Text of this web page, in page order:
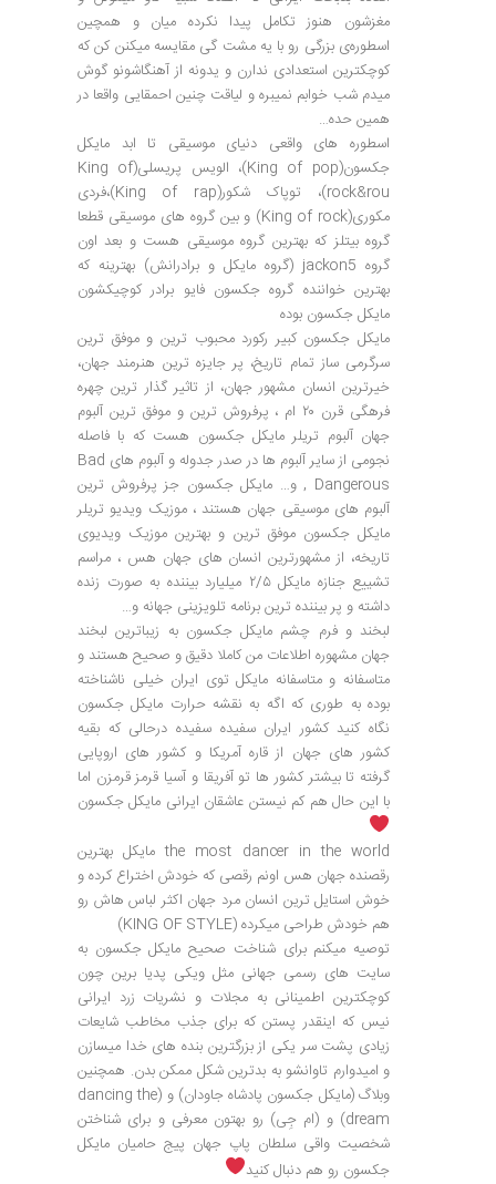
مغزشون هنوز تکامل پیدا نکرده میان و همچین
اسطوره‌ی بزرگی رو با یه مشت گی مقایسه میکنن کن که
کوچکترین استعدادی ندارن و یدونه از آهنگاشونو گوش
میدم شب خوابم نمیبره و لیاقت چنین احمقایی واقعا در
همین حده…
اسطوره های واقعی دنیای موسیقی تا ابد مایکل
جکسون(King of pop)، الویس پریسلی(King of
rock&rou)، توپاک شکور(King of rap)،فردی
مکوری(King of rock) و بین گروه های موسیقی قطعا
گروه بیتلز که بهترین گروه موسیقی هست و بعد اون
گروه jackon5 (گروه مایکل و برادرانش) بهترینه که
بهترین خواننده گروه جکسون فایو‌ برادر کوچیکشون
مایکل جکسون بوده
مایکل جکسون کبیر رکورد محبوب ترین و موفق ترین
سرگرمی ساز تمام تاریخ، پر جایزه ترین هنرمند جهان،
خیرترین انسان مشهور جهان، از تاثیر گذار ترین چهره
فرهگی قرن ۲۰ ام ، پرفروش ترین و موفق ترین آلبوم
جهان آلبوم تریلر مایکل جکسون هست که با فاصله
نجومی از سایر آلبوم ها در صدر جدوله و آلبوم های Bad
, Dangerous و… مایکل جکسون جز پرفروش ترین
آلبوم های موسیقی جهان هستند ، موزیک ویدیو تریلر
مایکل جکسون موفق ترین و بهترین موزیک ویدیوی
تاریخه، از مشهورترین انسان های جهان هس ، مراسم
تشییع جنازه مایکل ۲/۵ میلیارد بیننده به صورت زنده
داشته و پر بیننده ترین برنامه تلویزینی جهانه و…
لبخند و فرم چشم مایکل جکسون به زیباترین لبخند
جهان مشهوره اطلاعات من کاملا دقیق و صحیح هستند و‌
متاسفانه و متاسفانه مایکل توی ایران خیلی ناشناخته
بوده به طوری که اگه به نقشه حرارت مایکل جکسون
نگاه کنید کشور ایران سفیده سفیده درحالی که بقیه
کشور های جهان از قاره آمریکا و کشور های اروپایی
گرفته تا بیشتر کشور ها تو آفریقا و آسیا قرمز قرمزن اما
با این حال هم کم نیستن عاشقان ایرانی مایکل جکسون
the most dancer in the world مایکل بهترین
رقصنده جهان هس اونم رقصی که خودش اختراع کرده و
خوش استایل ترین انسان مرد جهان اکثر لباس هاش رو
هم خودش طراحی میکرده (KING OF STYLE)
توصیه میکنم برای شناخت صحیح مایکل جکسون به
سایت های رسمی جهانی مثل ویکی پدیا برین چون
کوچکترین اطمینانی به مجلات و نشریات زرد ایرانی
نیس که اینقدر پستن که برای جذب مخاطب شایعات
زیادی پشت سر یکی از بزرگترین بنده های خدا میسازن
و امیدوارم تاوانشو به بدترین شکل ممکن بدن. همچنین
وبلاگ (مایکل جکسون پادشاه جاودان) و (dancing the
dream) و (ام جِی) رو بهتون معرفی و برای شناختن
شخصیت واقی سلطان پاپ جهان پیج حامیان مایکل
جکسون رو هم دنبال کنید